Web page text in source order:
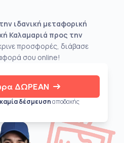
ιδανική μεταφορική
Καλαμαριά προς την
προσφορές, διάβασε
σου online!
ΔΩΡΕΑΝ
καμία δέσμευσηαποδοχής